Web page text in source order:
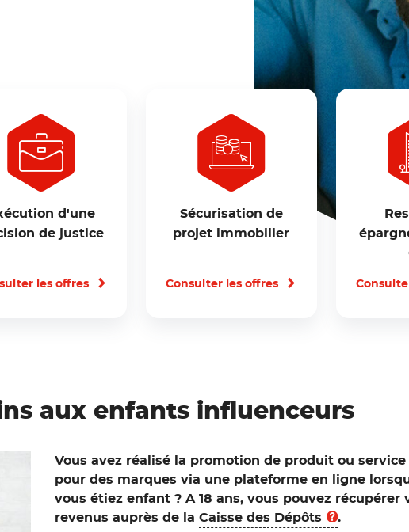
d'une
de justice
les offres
Sécurisation de
projet immobilier
Consulter les offres
aux enfants influenceurs
Vous avez réalisé la promotion de produit ou service
pour des marques via une plateforme en ligne
vous étiez enfant ? A 18 ans, vous pouvez récupérer
revenus auprès de la Caisse des Dépôts .